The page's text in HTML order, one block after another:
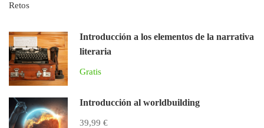
Retos
Introducción a los elementos de la narrativa
literaria
Gratis
Introducción al worldbuilding
39,99 €